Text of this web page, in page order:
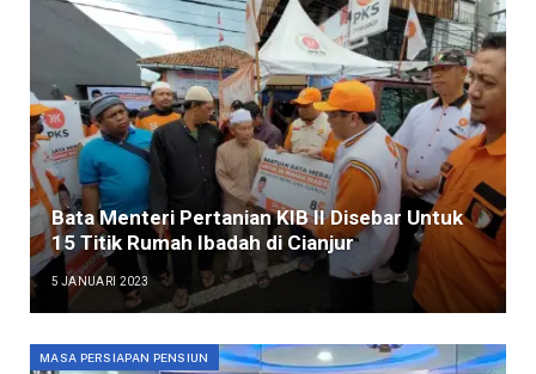
Bata Menteri Pertanian KIB II Disebar Untuk
15 Titik Rumah Ibadah di Cianjur
5 JANUARI 2023
MASA PERSIAPAN PENSIUN